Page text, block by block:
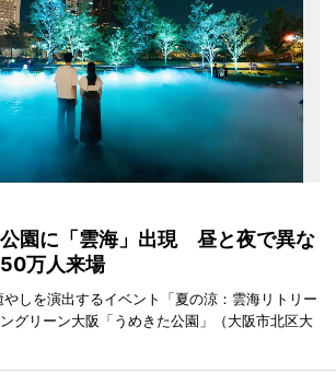
園に「雲海」出現 昼と夜で異な
万人来場
やしを演出するイベント「夏の涼：雲海リトリー
グリーン大阪「うめきた公園」（大阪市北区大